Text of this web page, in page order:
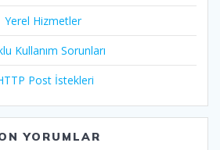
Yerel Hizmetler
Kullanım Sorunları
Post İstekleri
YORUMLAR